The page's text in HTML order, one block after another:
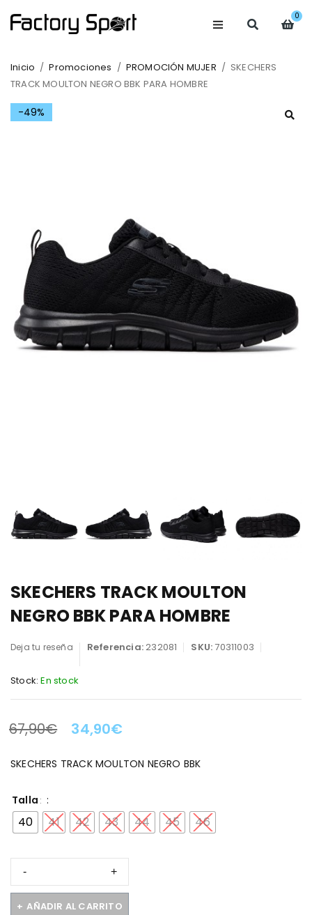
0
Inicio / Promociones / PROMOCIÓN MUJER / SKECHERS
TRACK MOULTON NEGRO BBK PARA HOMBRE
-49%
SKECHERS TRACK MOULTON
NEGRO BBK PARA HOMBRE
Deja tu reseña Referencia:232081 SKU:70311003
Stock: En stock
LA OFERTA TERMINA EN:
67,90€ 34,90€
SKECHERS TRACK MOULTON NEGRO BBK
Talla
40 41 42 43 44 45 46
AÑADIR AL CARRITO